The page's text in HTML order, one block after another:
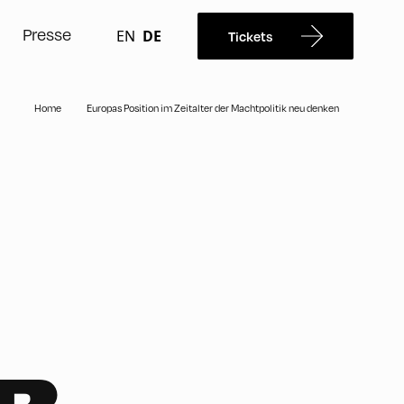
Presse EN DE Tickets
Home Europas Position im Zeitalter der Machtpolitik neu denken